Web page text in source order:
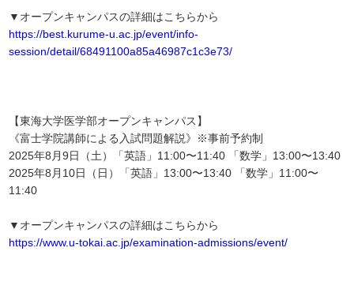
▼オープンキャンパスの詳細はこちらから
https://best.kurume-u.ac.jp/event/info-
session/detail/68491100a85a46987c1c3e73/
【東海大学医学部オープンキャンパス】
《富士学院講師による入試問題解説》※事前予約制
2025年8月9日（土）「英語」11:00〜11:40 「数学」13:00〜13:40
2025年8月10日（日）「英語」13:00〜13:40 「数学」11:00〜
11:40
▼オープンキャンパスの詳細はこちらから
https://www.u-tokai.ac.jp/examination-admissions/event/